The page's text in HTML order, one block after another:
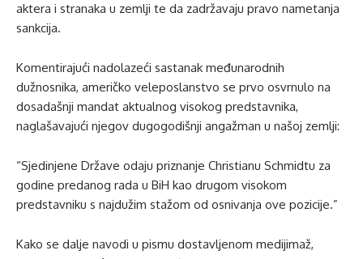
aktera i stranaka u zemlji te da zadržavaju pravo nametanja
sankcija.
Komentirajući nadolazeći sastanak međunarodnih
dužnosnika, američko veleposlanstvo se prvo osvrnulo na
dosadašnji mandat aktualnog visokog predstavnika,
naglašavajući njegov dugogodišnji angažman u našoj zemlji:
“Sjedinjene Države odaju priznanje Christianu Schmidtu za
godine predanog rada u BiH kao drugom visokom
predstavniku s najdužim stažom od osnivanja ove pozicije.”
Kako se dalje navodi u pismu dostavljenom medijimaž,